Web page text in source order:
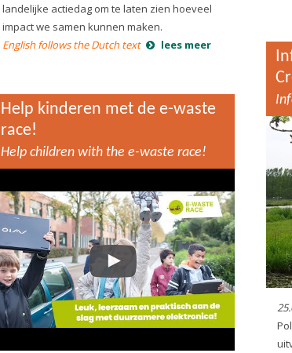
landelijke actiedag om te laten zien hoeveel
impact we samen kunnen maken.
English follows the Dutch text
lees meer
Help kinderen met de e-waste
race!
Help children with the e-waste race!